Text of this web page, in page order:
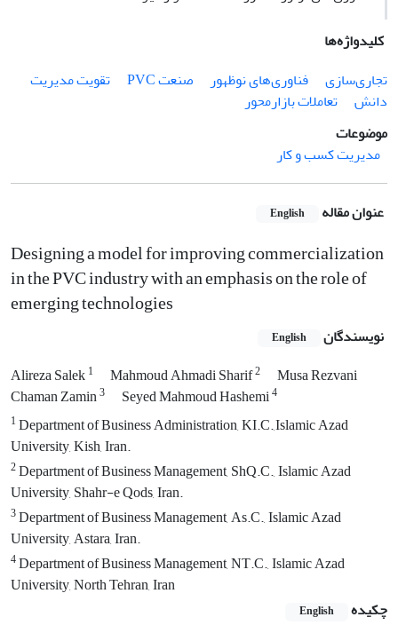
کلیدواژه‌ها
تجاری‌سازی
فناوری‌های نوظهور صنعت PVC
تقویت مدیریت
دانش
تعاملات بازارمحور
موضوعات
مدیریت کسب و کار
عنوان مقاله English
Designing a model for improving commercialization
in the PVC industry with an emphasis on the role of
emerging technologies
نویسندگان English
Alireza Salek1 Mahmoud Ahmadi Sharif2
Musa Rezvani
Chaman Zamin3 Seyed Mahmoud Hashemi4
1Department of Business Administration, KI.C.,Islamic Azad
University, Kish, Iran.
2Department of Business Management, ShQ.C., Islamic Azad
University, Shahr-e Qods, Iran.
3Department of Business Management, As.C., Islamic Azad
University, Astara, Iran.
4Department of Business Management, NT.C., Islamic Azad
University, North Tehran, Iran
چکیده
English